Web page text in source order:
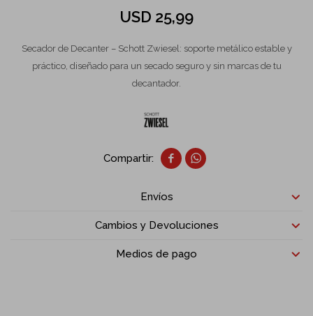
USD 25,99
Secador de Decanter – Schott Zwiesel: soporte metálico estable y
práctico, diseñado para un secado seguro y sin marcas de tu
decantador.
 
Envíos
Cambios y Devoluciones
Medios de pago